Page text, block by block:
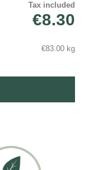
Tax included
€8.30
€83.00 kg